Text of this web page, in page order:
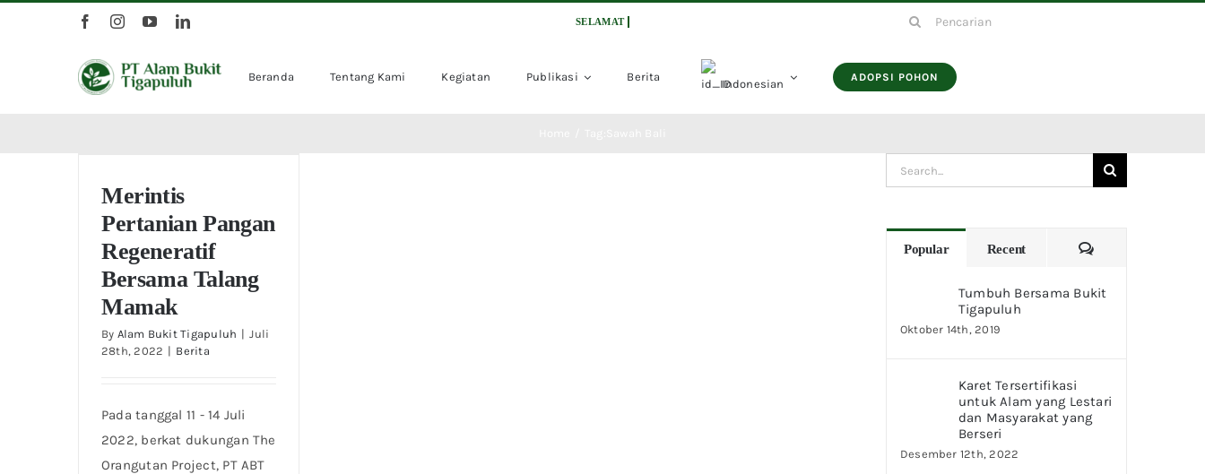
Search
Beranda Tentang Kami Kegiatan Publikasi Berita Indonesian ADOPSI POHON
Mamak
Merintis
Pertanian Pangan
Regeneratif
Bersama Talang
Mamak
By Alam Bukit Tigapuluh | Juli
28th, 2022 | Berita
Pada tanggal 11 - 14 Juli
2022, berkat dukungan The
Orangutan Project, PT ABT
Search
for:
Popular Recent Comments
Tumbuh Bersama Bukit
Tigapuluh
Oktober 14th, 2019
Karet Tersertifikasi
untuk Alam yang Lestari
dan Masyarakat yang
Berseri
Desember 12th, 2022